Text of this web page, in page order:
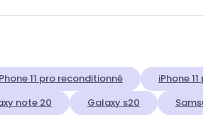
11 pro reconditionné iPhone
note 20 Galaxy s20